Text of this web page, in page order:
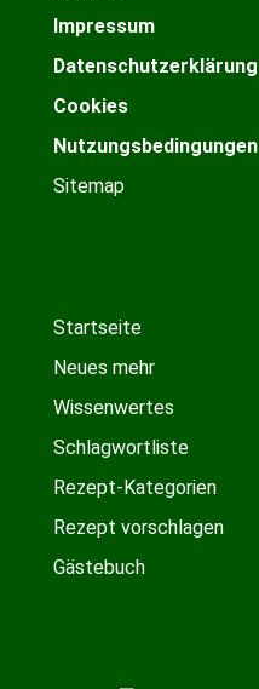
Impressum
Datenschutzerklärung
Cookies
Nutzungsbedingungen
Sitemap
Startseite
Neues mehr
Wissenwertes
Schlagwortliste
Rezept-Kategorien
Rezept vorschlagen
Gästebuch